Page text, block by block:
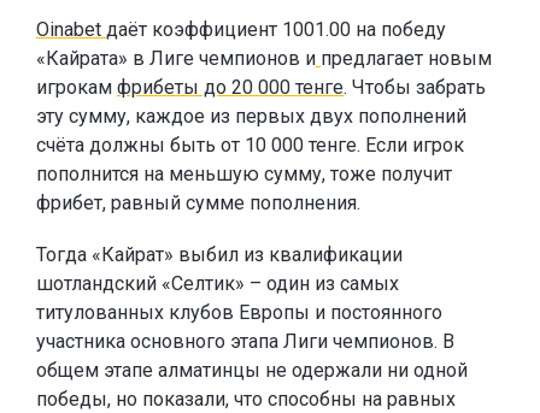
Oinabet даёт коэффициент 1001.00 на победу
«Кайрата» в Лиге чемпионов и предлагает новым
игрокам фрибеты до 20 000 тенге. Чтобы забрать
эту сумму, каждое из первых двух пополнений
счёта должны быть от 10 000 тенге. Если игрок
пополнится на меньшую сумму, тоже получит
фрибет, равный сумме пополнения.
Тогда «Кайрат» выбил из квалификации
шотландский «Селтик» – один из самых
титулованных клубов Европы и постоянного
участника основного этапа Лиги чемпионов. В
общем этапе алматинцы не одержали ни одной
победы, но показали, что способны на равных